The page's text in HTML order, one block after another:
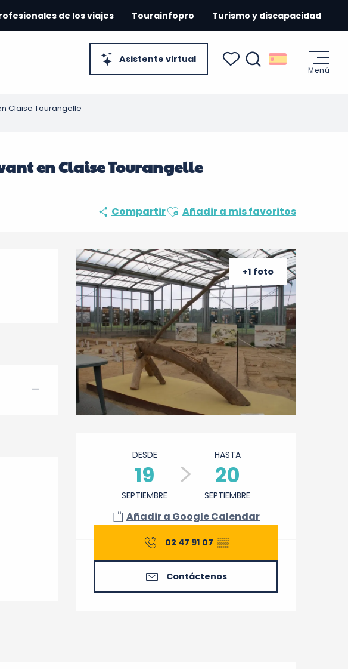
Asistente virtual
de los viajes Tourainfopro Turismo y discapacidad
Menú
Claise Tourangelle
en Claise Tourangelle
CompartirAjouter aux favoris
Añadir a mis favoritos
+1 foto
Horarios y datos de
DESDE
19
SEPTIEMBRE
HASTA
20
SEPTIEMBRE
Añadir a Google Calendar
02 47 91 07 ▒▒
Contáctenos
—